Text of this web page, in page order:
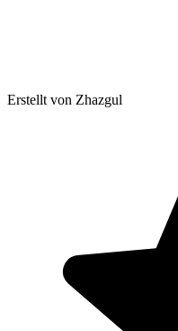
Erstellt von Zhazgul